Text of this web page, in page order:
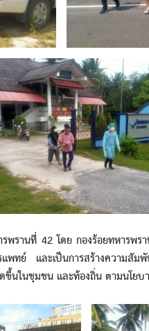
ที่ 42 โดย กองร้อยทหารพราน
แพทย์ และเป็นการสร้างความสั
ขึ้นในชุมชน และท้องถิ่น ตามนโย